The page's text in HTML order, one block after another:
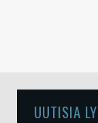
UUTISIA